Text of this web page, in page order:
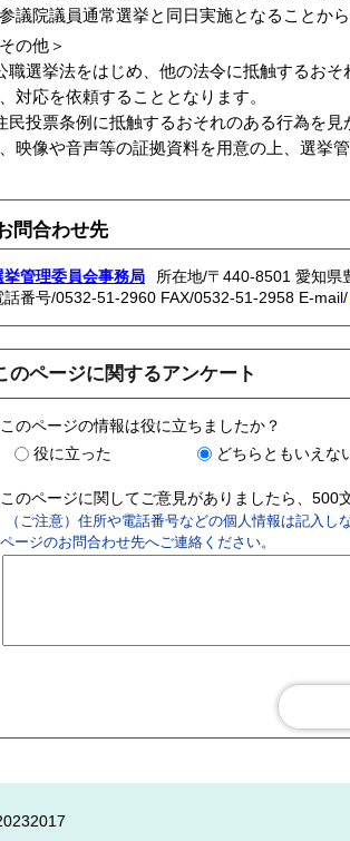
議院議員通常選挙と同日実施となることか
の他＞
職選挙法をはじめ、他の法令に抵触するお
対応を依頼することとなります。
民投票条例に抵触するおそれのある行為を
映像や音声等の証拠資料を用意の上、選挙
問合わせ先
挙管理委員会事務局
所在地/〒440-8501 愛知県
話番号/0532-51-2960 FAX/0532-51-2958 E-mail/
のページに関するアンケート
このページの情報は役に立ちましたか？
役に立った
どちらともいえな
このページに関してご意見がありましたら、500
（ご注意）住所や電話番号などの個人情報は記入
ページのお問合わせ先へご連絡ください。